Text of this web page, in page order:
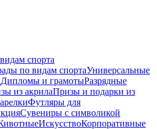
спорта
по видам спортаУниверсальные
Дипломы и грамотыРазрядные
из акрилаПризы и подарки из
Футляры для
Сувениры с символикой
ИскусствоКорпоративные